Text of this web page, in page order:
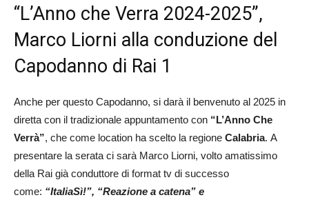
“L’Anno che Verra 2024-2025”,
Marco Liorni alla conduzione del
Capodanno di Rai 1
Anche per questo Capodanno, si darà il benvenuto al 2025 in
diretta con il tradizionale appuntamento con “L’Anno Che
Verrà”, che come location ha scelto la regione Calabria. A
presentare la serata ci sarà Marco Liorni, volto amatissimo
della Rai già conduttore di format tv di successo
come: “ItaliaSì!”, “Reazione a catena” e